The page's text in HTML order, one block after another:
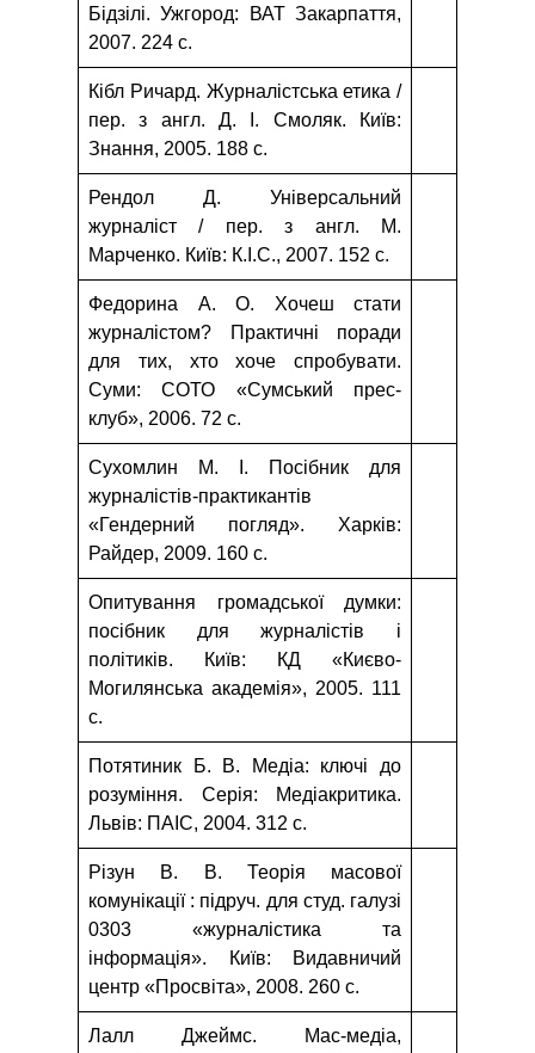
Бідзілі. Ужгород: ВАТ Закарпаття,
2007. 224 с.
Кібл Ричард. Журналістська етика /
пер. з англ. Д. І. Смоляк. Київ:
Знання, 2005. 188 с.
Рендол Д. Універсальний
журналіст / пер. з англ. М.
Марченко. Київ: К.І.С., 2007. 152 с.
Федорина А. О. Хочеш стати
журналістом? Практичні поради
для тих, хто хоче спробувати.
Суми: СОТО «Сумський прес-
клуб», 2006. 72 с.
Сухомлин М. І. Посібник для
журналістів-практикантів
«Гендерний погляд». Харків:
Райдер, 2009. 160 с.
Опитування громадської думки:
посібник для журналістів і
політиків. Київ: КД «Києво-
Могилянська академія», 2005. 111
с.
Потятиник Б. В. Медіа: ключі до
розуміння. Серія: Медіакритика.
Львів: ПАІС, 2004. 312 с.
Різун В. В. Теорія масової
комунікації : підруч. для студ. галузі
0303 «журналістика та
інформація». Київ: Видавничий
центр «Просвіта», 2008. 260 с.
Лалл Джеймс. Мас-медіа,